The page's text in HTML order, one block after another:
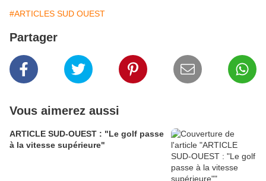
#ARTICLES SUD OUEST
Partager
Vous aimerez aussi
ARTICLE SUD-OUEST : "Le golf passe
à la vitesse supérieure"